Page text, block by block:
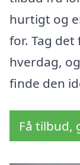
hurtigt og
for. Tag
hverdag,
finde den
Få tilbud,